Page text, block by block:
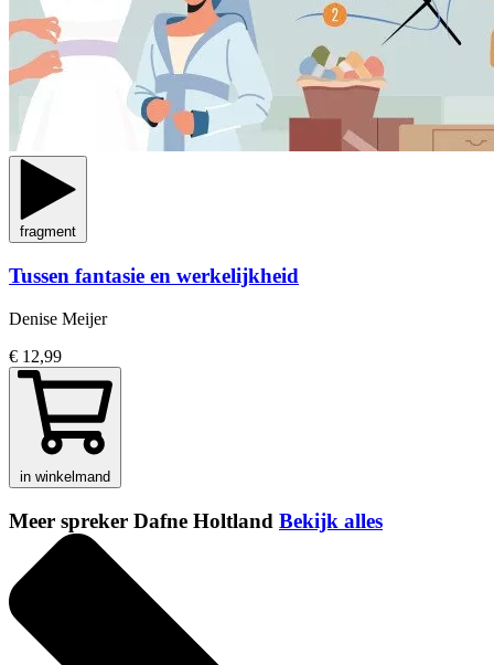
fragment
Tussen fantasie en werkelijkheid
Denise Meijer
€ 12,99
in winkelmand
Meer spreker Dafne Holtland Bekijk alles